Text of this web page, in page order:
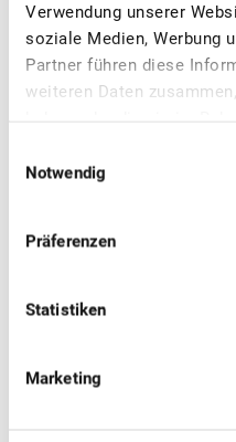
Verwendung unserer
soziale Medien, Werbung
Partner führen diese
weiteren Daten
Notwendig
Präferenzen
Statistiken
Marketing
Schweizer Obst 3/